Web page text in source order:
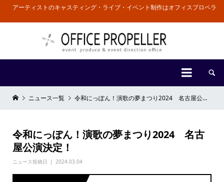
アーティストのキャスティング・ライブ・イベント制作はオフィスプロペラ
 
ニュース一覧 令和にっぽん！演歌の夢まつり2024 名古屋公演決定！
令和にっぽん！演歌の夢まつり2024 名古
屋公演決定！
ニュース投稿日 2024.03.04